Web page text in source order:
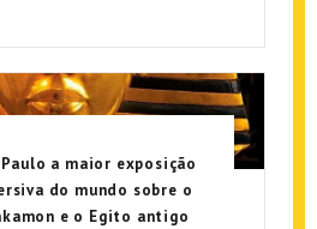
Paulo a maior exposição
do mundo sobre o
e o Egito antigo